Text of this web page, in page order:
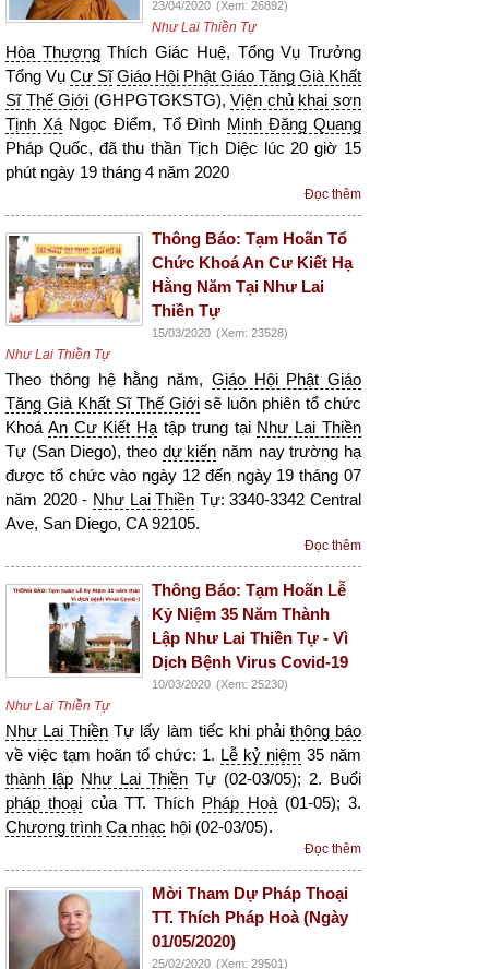
23/04/2020 (Xem: 26892)
Như Lai Thiền Tự
Hòa ThượngThích Giác Huệ, Tổng Vụ Trưởng
Tổng Vụ Cư Sĩ Giáo Hội Phật Giáo Tăng Già Khất
Sĩ Thế Giới (GHPGTGKSTG),Viện chủ khai sơn
Tịnh XáNgọc Điểm, Tổ Đình Minh Đăng Quang
Pháp Quốc, đã thu thần Tịch Diệc lúc 20 giờ 15
phút ngày 19 tháng 4 năm 2020
Đọc thêm
Thông Báo: Tạm Hoãn Tổ
Chức Khoá An Cư Kiết Hạ
Hằng Năm Tại Như Lai
Thiền Tự
15/03/2020 (Xem: 23528)
Như Lai Thiền Tự
Theo thông hệ hằng năm, Giáo Hội Phật Giáo
Tăng Già Khất Sĩ Thế Giớisẽ luôn phiên tổ chức
Khoá An Cư Kiết Hạ tập trung tại Như Lai Thiền
Tự (San Diego), theo dự kiến năm nay trường hạ
được tổ chức vào ngày 12 đến ngày 19 tháng 07
năm 2020 - Như Lai Thiền Tự: 3340-3342 Central
Ave, San Diego, CA 92105.
Đọc thêm
Thông Báo: Tạm Hoãn Lễ
Kỷ Niệm 35 Năm Thành
Lập Như Lai Thiền Tự - Vì
Dịch Bệnh Virus Covid-19
10/03/2020 (Xem: 25230)
Như Lai Thiền Tự
Như Lai Thiền Tự lấy làm tiếc khi phải thông báo
về việc tạm hoãn tổ chức: 1. Lễ kỷ niệm 35 năm
thành lập Như Lai Thiền Tự (02-03/05); 2. Buổi
pháp thoại của TT. Thích Pháp Hoà(01-05); 3.
Chương trình Ca nhạc hội (02-03/05).
Đọc thêm
Mời Tham Dự Pháp Thoại
TT. Thích Pháp Hoà (Ngày
01/05/2020)
25/02/2020 (Xem: 29501)